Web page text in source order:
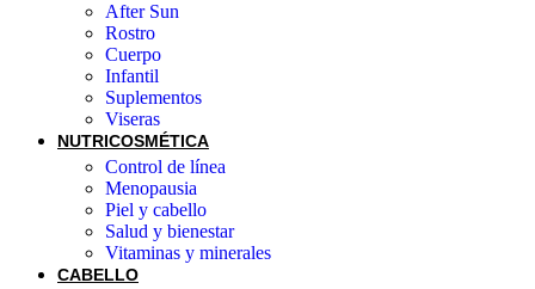
After Sun
Rostro
Cuerpo
Infantil
Suplementos
Viseras
NUTRICOSMÉTICA
Control de línea
Menopausia
Piel y cabello
Salud y bienestar
Vitaminas y minerales
CABELLO